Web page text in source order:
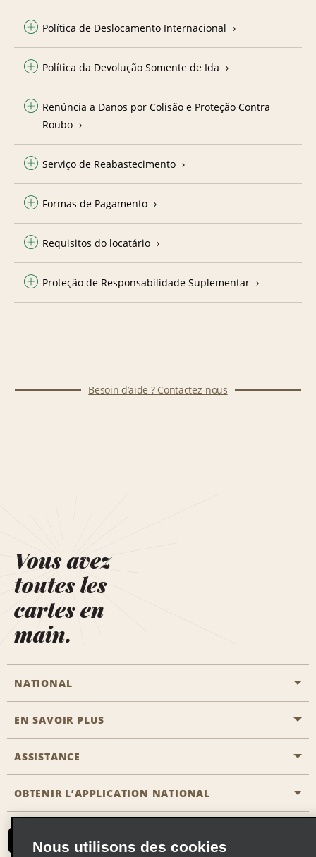
Política de Deslocamento Internacional
Política da Devolução Somente de Ida
Renúncia a Danos por Colisão e Proteção Contra
Roubo
Serviço de Reabastecimento
Formas de Pagamento
Requisitos do locatário
Proteção de Responsabilidade Suplementar
Besoin d’aide ? Contactez-nous
Vous avez
toutes les
cartes en
main.
NATIONAL
Passer une réservation
Solutions pour les professionnels
EN SAVOIR PLUS
Carrière
ASSISTANCE
Accessibilité
Nous contacter
Recevoir des offres par email
OBTENIR L’APPLICATION NATIONAL
Nous utilisons des cookies